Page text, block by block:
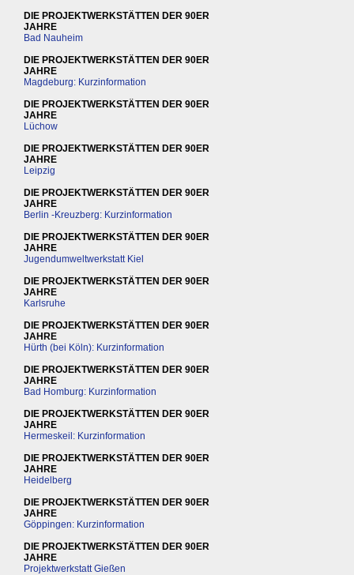
DIE PROJEKTWERKSTÄTTEN DER 90ER
JAHRE
Bad Nauheim
DIE PROJEKTWERKSTÄTTEN DER 90ER
JAHRE
Magdeburg: Kurzinformation
DIE PROJEKTWERKSTÄTTEN DER 90ER
JAHRE
Lüchow
DIE PROJEKTWERKSTÄTTEN DER 90ER
JAHRE
Leipzig
DIE PROJEKTWERKSTÄTTEN DER 90ER
JAHRE
Berlin -Kreuzberg: Kurzinformation
DIE PROJEKTWERKSTÄTTEN DER 90ER
JAHRE
Jugendumweltwerkstatt Kiel
DIE PROJEKTWERKSTÄTTEN DER 90ER
JAHRE
Karlsruhe
DIE PROJEKTWERKSTÄTTEN DER 90ER
JAHRE
Hürth (bei Köln): Kurzinformation
DIE PROJEKTWERKSTÄTTEN DER 90ER
JAHRE
Bad Homburg: Kurzinformation
DIE PROJEKTWERKSTÄTTEN DER 90ER
JAHRE
Hermeskeil: Kurzinformation
DIE PROJEKTWERKSTÄTTEN DER 90ER
JAHRE
Heidelberg
DIE PROJEKTWERKSTÄTTEN DER 90ER
JAHRE
Göppingen: Kurzinformation
DIE PROJEKTWERKSTÄTTEN DER 90ER
JAHRE
Projektwerkstatt Gießen